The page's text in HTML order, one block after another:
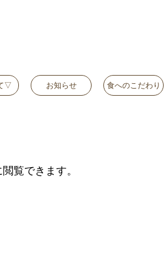
▽ お知らせ 食へのこだわり
覧できます。